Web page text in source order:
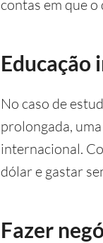
contas em que
Educação
No caso de
prolongada,
internacional.
dólar e gastar
Fazer